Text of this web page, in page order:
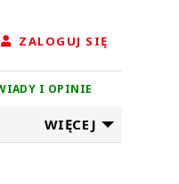
ZALOGUJ SIĘ
I OPINIE
WIĘCEJ